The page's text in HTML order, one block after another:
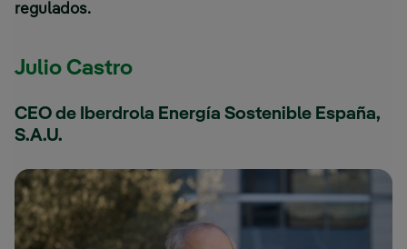
regulados.
Julio Castro
CEO de Iberdrola Energía Sostenible España,
S.A.U.